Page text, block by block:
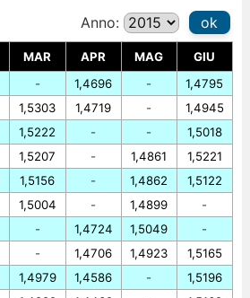
Anno: ok
MAR APR MAG
GIU
-
1,5303
1,5222
1,5207
1,5156
1,5004
-
-
1,4979
1,4696
1,4719
-
-
-
-
1,4724
1,4706
1,4586
-
-
-
1,4861
1,4862
1,4899
1,5049
1,4923
-
1,4795
1,4945
1,5018
1,5221
1,5122
-
-
1,5165
1,5196